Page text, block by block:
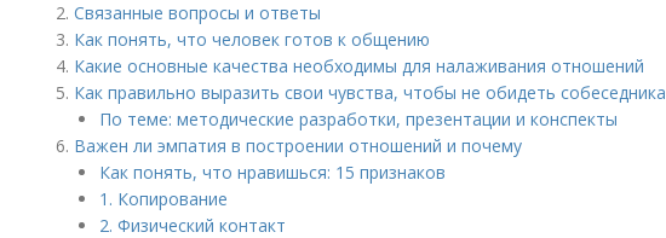
Связанные вопросы и ответы
Как понять, что человек готов к общению
Какие основные качества необходимы для налаживания отношений
Как правильно выразить свои чувства, чтобы не обидеть собеседника
По теме: методические разработки, презентации и конспекты
Важен ли эмпатия в построении отношений и почему
Как понять, что нравишься: 15 признаков
1. Копирование
2. Физический контакт